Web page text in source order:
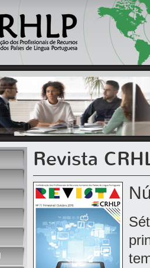
Revista